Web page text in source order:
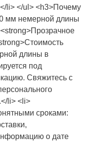
li> </ul> <h3>Почему
мм немерной длины
длины в
под
Свяжитесь с
li> <li>
сроками:
о дате